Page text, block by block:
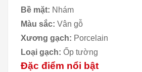
Bề mặt: Nhám
Màu sắc: Vân gỗ
Xương gạch: Porcelain
Loại gạch: Ốp tường
Đặc điểm nổi bật